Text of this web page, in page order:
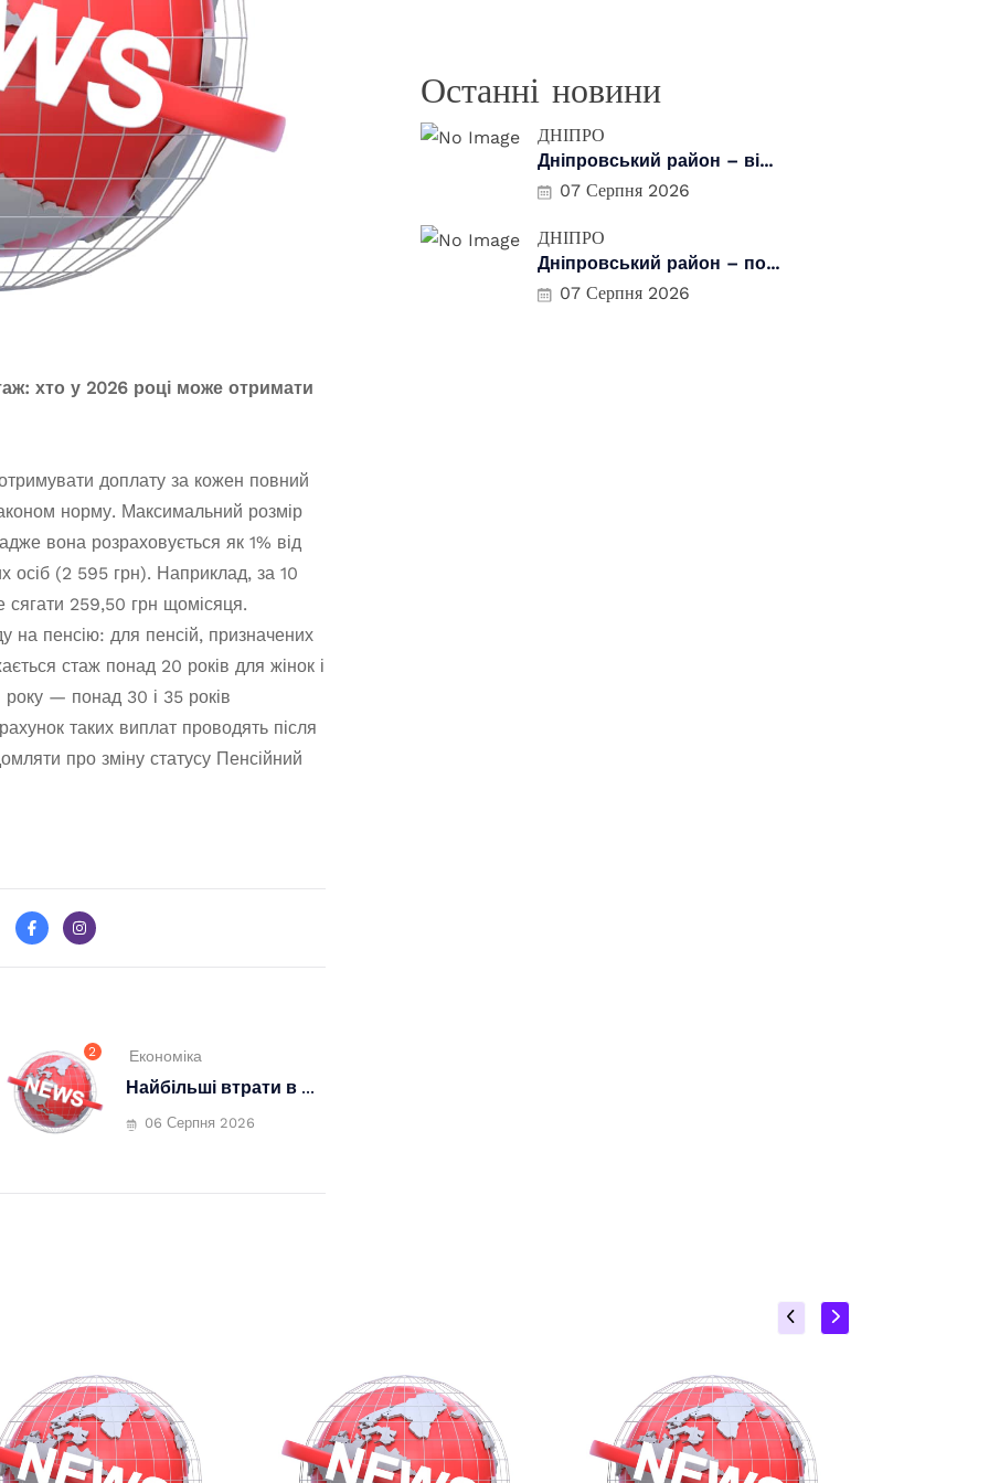
хто у 2026 році може отримати
доплату за кожен повний
норму. Максимальний розмір
вона розраховується як 1% від
осіб (2 595 грн). Наприклад, за 10
259,50 грн щомісяця.
на пенсію: для пенсій, призначених
стаж понад 20 років для жінок і
року — понад 30 і 35 років
таких виплат проводять після
про зміну статусу Пенсійний
2 Економіка
Найбільші втрати в ...
06 Серпня 2026
Останні новини
ДНІПРО
Дніпровський район – ві...
07 Серпня 2026
ДНІПРО
Дніпровський район – по...
07 Серпня 2026